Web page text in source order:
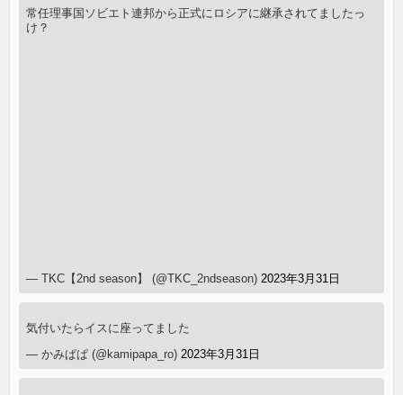
常任理事国ソビエト連邦から正式にロシアに継承されてましたっ
け？
— TKC【2nd season】 (@TKC_2ndseason) 2023年3月31日
気付いたらイスに座ってました
— かみぱぱ (@kamipapa_ro) 2023年3月31日